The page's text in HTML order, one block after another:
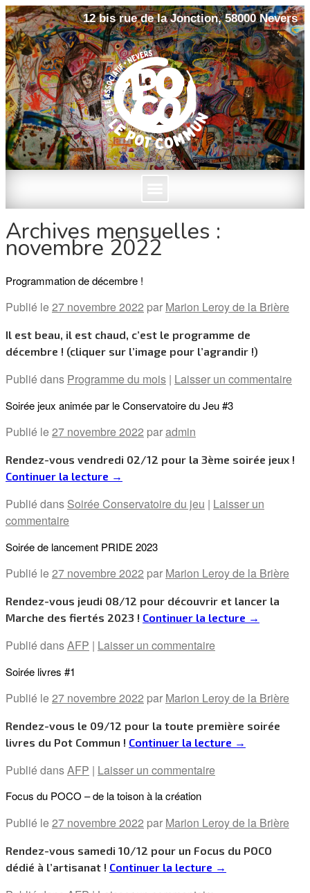
12 bis rue de la Jonction, 58000 Nevers
Archives mensuelles :
novembre 2022
Programmation de décembre !
Publié le27 novembre 2022 par Marion Leroy de la Brière
Il est beau, il est chaud, c’est le programme de
décembre ! (cliquer sur l’image pour l’agrandir !)
Publié dans Programme du mois | Laisser un commentaire
Soirée jeux animée par le Conservatoire du Jeu #3
Publié le27 novembre 2022 paradmin
Rendez-vous vendredi 02/12 pour la 3ème soirée jeux !
Continuer la lecture →
Publié dans Soirée Conservatoire du jeu | Laisser un
commentaire
Soirée de lancement PRIDE 2023
Publié le27 novembre 2022 par Marion Leroy de la Brière
Rendez-vous jeudi 08/12 pour découvrir et lancer la
Marche des fiertés 2023 ! Continuer la lecture →
Publié dansAFP | Laisser un commentaire
Soirée livres #1
Publié le27 novembre 2022 par Marion Leroy de la Brière
Rendez-vous le 09/12 pour la toute première soirée
livres du Pot Commun ! Continuer la lecture →
Publié dansAFP | Laisser un commentaire
Focus du POCO – de la toison à la création
Publié le27 novembre 2022 par Marion Leroy de la Brière
Rendez-vous samedi 10/12 pour un Focus du POCO
dédié à l’artisanat ! Continuer la lecture →